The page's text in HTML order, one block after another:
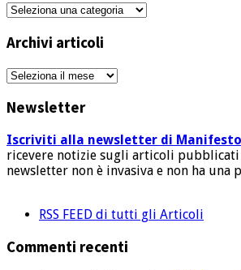
Categorie
Archivi articoli
Archivi
Newsletter
Iscriviti alla newsletter di
ricevere notizie sugli articoli pubblicati
newsletter non è invasiva e non ha una
RSS FEED di tutti gli Articoli
Commenti recenti